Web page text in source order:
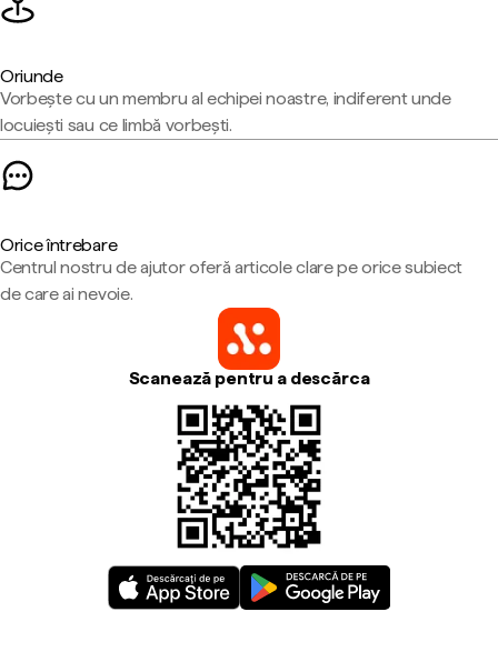
Oriunde
Vorbește cu un membru al echipei noastre, indiferent unde
locuiești sau ce limbă vorbești.
Orice întrebare
Centrul nostru de ajutor oferă articole clare pe orice subiect
de care ai nevoie.
Scanează pentru a descărca